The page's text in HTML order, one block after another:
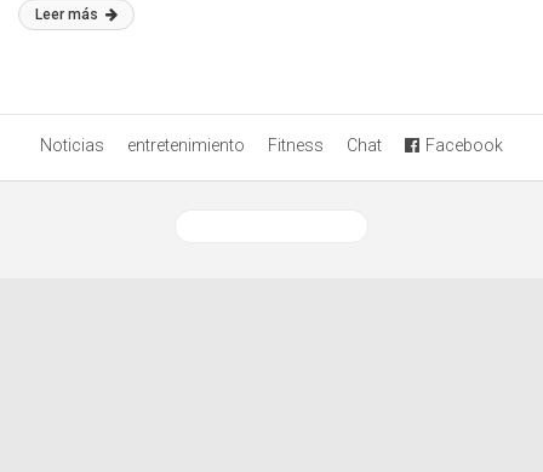
Leer más
Noticias entretenimiento Fitness Chat Facebook